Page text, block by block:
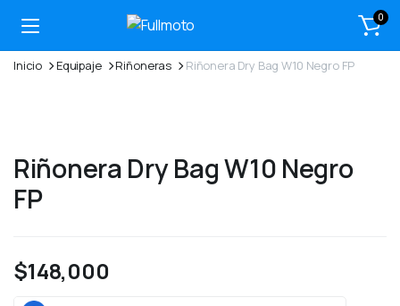
0
Inicio Equipaje Riñoneras Riñonera Dry Bag W10 Negro FP
Riñonera Dry Bag W10 Negro
FP
$148,000